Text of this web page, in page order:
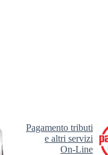
Pagamento tributi
e altri servizi
On-Line